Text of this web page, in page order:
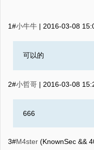
1#小牛牛 | 2016-03-08
可以的
2#小哲哥 | 2016-03-08
666
3#M4ster (KnownSec &&